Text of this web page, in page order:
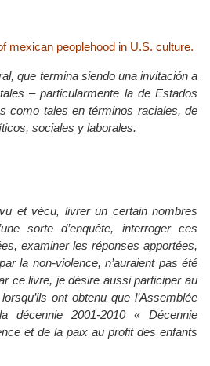
mexican peoplehood in U.S. culture.
que termina siendo una invitación a
– particularmente la de Estados
como tales en términos raciales, de
sociales y laborales.
et vécu, livrer un certain nombres
sorte d’enquête, interroger ces
examiner les réponses apportées,
la non-violence, n’auraient pas été
ce livre, je désire aussi participer au
ont obtenu que l’Assemblée
décennie 2001-2010 « Décennie
et de la paix au profit des enfants